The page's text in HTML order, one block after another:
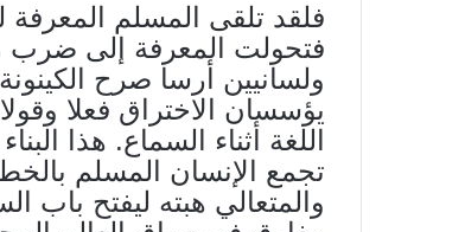
فلقد تلقى المسلم
فتحولت المعرفة إلى ضرب
ولسانيين أرسا صرح
يؤسسان الاختراق فعلا
اللغة أثناء السماع. هذا
تجمع الإنسان المسلم
والمتعالي هبته ليفتح باب